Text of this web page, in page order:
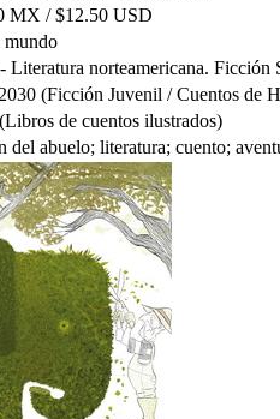
MX / $12.50 USD
mundo
Literatura norteamericana.
(Ficción Juvenil / Cuentos de
de cuentos ilustrados)
del abuelo; literatura; cuento;